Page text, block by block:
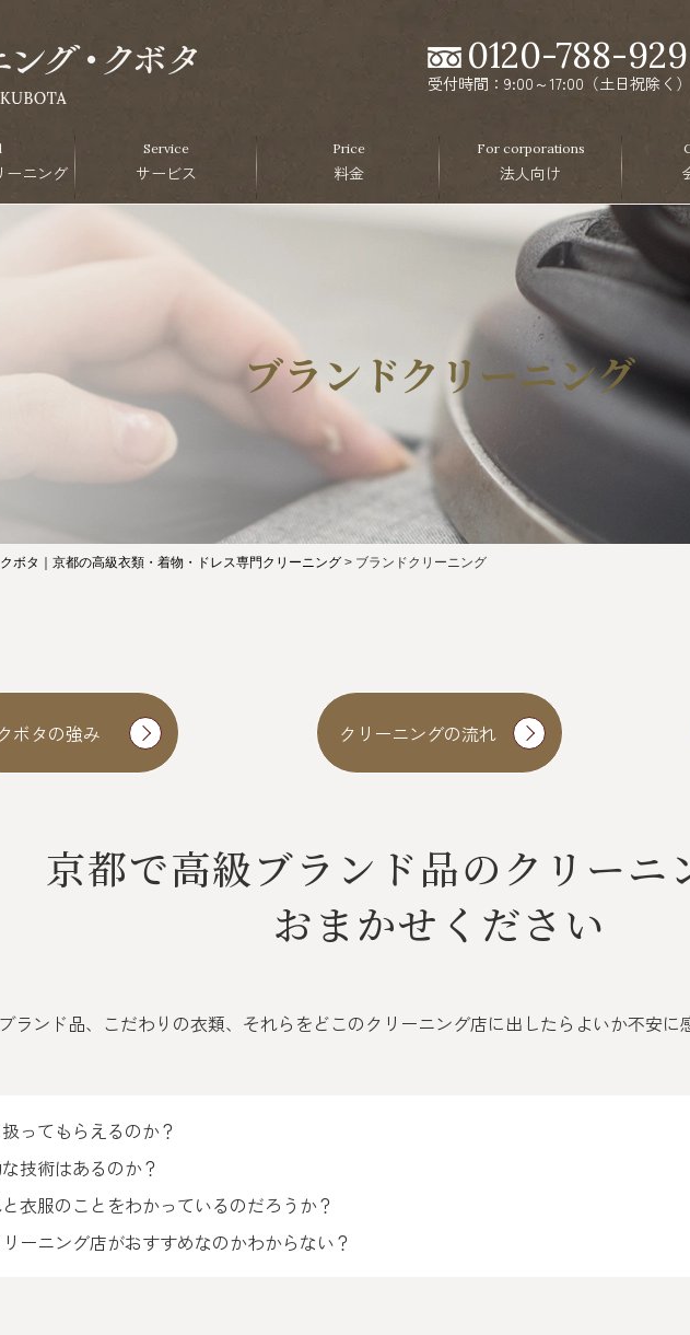
0120-788-929
受付時間：9:00～17:00（土日祝除く）
ーニング
Service
サービス
Price
料金
For corporations
法人向け
ブランドクリーニング
ボタ｜京都の高級衣類・着物・ドレス専門クリーニング > ブランドクリーニング
ボタの強み クリーニングの流れ
京都で高級ブランド品のクリーニ
おまかせください
ランド品、こだわりの衣類、それらをどこのクリーニング店に出したらよいか不安に
ってもらえるのか？
技術はあるのか？
衣服のことをわかっているのだろうか？
ーニング店がおすすめなのかわからない？